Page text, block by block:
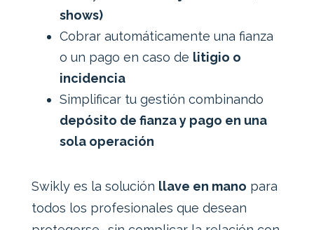
shows)
Cobrar automáticamente una fianza
o un pago en caso de litigio o
incidencia
Simplificar tu gestión combinando
depósito de fianza y pago en una
sola operación
Swikly es la solución llave en mano para
todos los profesionales que desean